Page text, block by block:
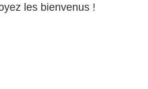
les bienvenus !